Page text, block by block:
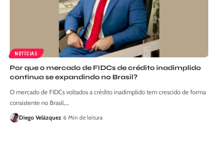
NOTÍCIAS
Por que o mercado de FIDCs de crédito inadimplido
continua se expandindo no Brasil?
O mercado de FIDCs voltados a crédito inadimplido tem crescido de forma
consistente no Brasil,…
Diego Velázquez 6 Min de leitura